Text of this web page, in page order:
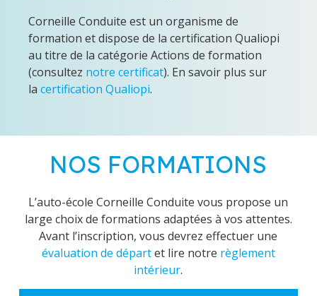
Corneille Conduite est un organisme de
formation et dispose de la certification Qualiopi
au titre de la catégorie Actions de formation
(consultez notre certificat). En savoir plus sur
lacertification Qualiopi.
NOS FORMATIONS
L’auto-école Corneille Conduite vous propose un
large choix de formations adaptées à vos attentes.
Avant l’inscription, vous devrez effectuer une
évaluation de départet lire notre règlement
intérieur.